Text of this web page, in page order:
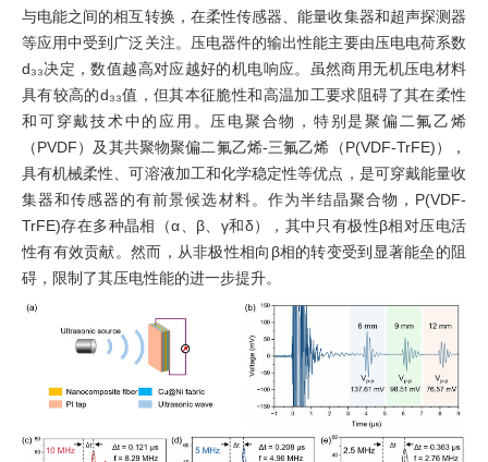
与电能之间的相互转换，在柔性传感器、能量收集器和超声探测器
等应用中受到广泛关注。压电器件的输出性能主要由压电电荷系数
d₃₃决定，数值越高对应越好的机电响应。虽然商用无机压电材料
具有较高的d₃₃值，但其本征脆性和高温加工要求阻碍了其在柔性
和可穿戴技术中的应用。压电聚合物，特别是聚偏二氟乙烯
（PVDF）及其共聚物聚偏二氟乙烯-三氟乙烯（P(VDF-TrFE)），
具有机械柔性、可溶液加工和化学稳定性等优点，是可穿戴能量收
集器和传感器的有前景候选材料。作为半结晶聚合物，P(VDF-
TrFE)存在多种晶相（α、β、γ和δ），其中只有极性β相对压电活
性有有效贡献。然而，从非极性相向β相的转变受到显著能垒的阻
碍，限制了其压电性能的进一步提升。